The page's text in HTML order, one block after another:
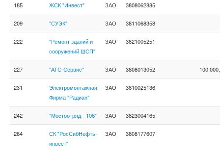
185 ЖСК "Инвест" ЗАО 3808062885
209 "СУЭК" ЗАО 3811068358
222
"Ремонт зданий и
сооружений ШСП"
ЗАО 3821005251
227 "АТС-Сервис" ЗАО 3808013052 100
231
Электромонтажная
Фирма "Радиан"
ЗАО 3810025136
242 "Мостоотряд - 106" ЗАО 3823004165
264
СК "РосСибНефть-
инвест"
ЗАО 3808177607